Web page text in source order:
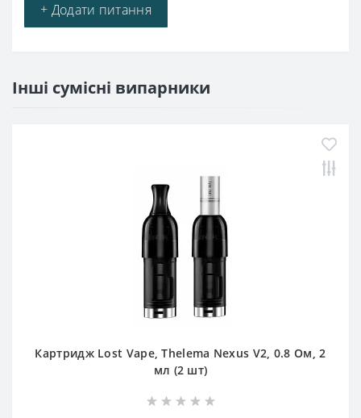
+ Додати питання
Інші сумісні випарники
Картридж Lost Vape, Thelema Nexus V2, 0.8 Ом, 2
мл (2 шт)